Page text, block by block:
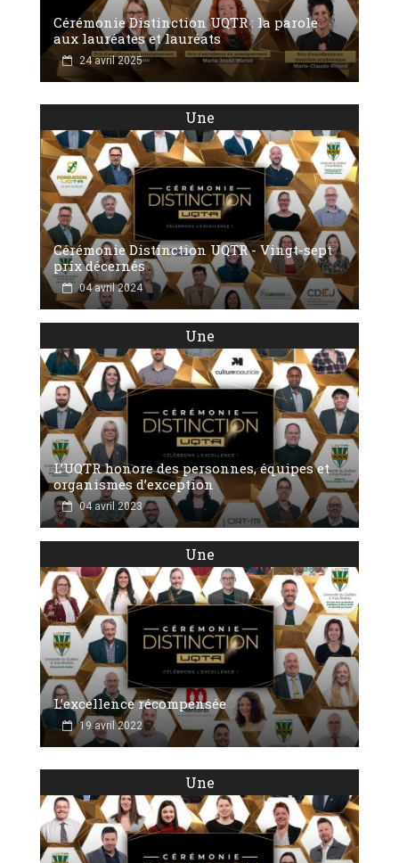
Cérémonie Distinction UQTR : la parole
aux lauréates et lauréats
24 avril 2025
Une
Cérémonie Distinction UQTR - Vingt-sept
prix décernés
04 avril 2024
Une
L’UQTR honore des personnes, équipes et
organismes d’exception
04 avril 2023
Une
L’excellence récompensée
19 avril 2022
Une